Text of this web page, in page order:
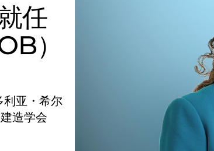
任
）
利亚・希尔
造学会